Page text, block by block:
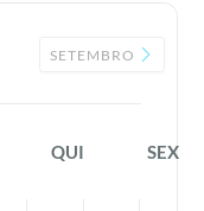
SETEMBRO
QUI SEX